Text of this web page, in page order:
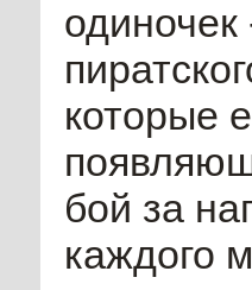
которые
бой за
каждого